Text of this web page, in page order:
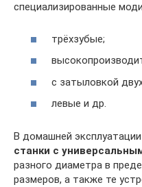
специализированные
трёхзубые;
с затыловкой
левые и др.
В домашней
станки с
разного диаметра в
размеров, а также те